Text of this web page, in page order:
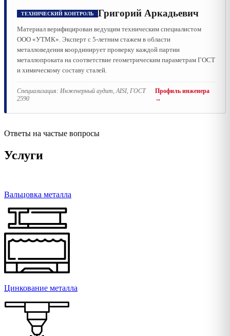
ТЕХНИЧЕСКИЙ КОНТРОЛЬ Григорий Аркадьевич
Материал верифицирован ведущим техническим специалистом
ООО «УТМК». Эксперт с 5-летним стажем в области
металловедения координирует проверку каждой партии
металлопроката на соответствие геометрическим параметрам ГОСТ
и химическому составу сталей.
Специализация: Инженерный аудит, AISI, ГОСТ
2590
Профиль инженера
→
Ответы на частые вопросы
Услуги
Вальцовка металла
Цинкование металла